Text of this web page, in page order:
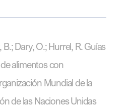
Dary, O.; Hurrel, R. Guías
alimentos con
Mundial de la
de las Naciones Unidas